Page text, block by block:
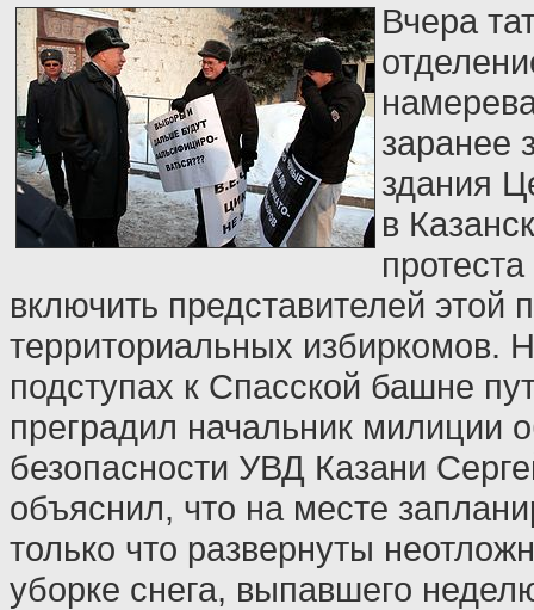
Вчера
заранее
здания
в
включить представителей этой
территориальных избиркомов.
подступах к Спасской башне
преградил начальник милиции
безопасности УВД Казани
объяснил, что на месте
только что развернуты
уборке снега, выпавшего